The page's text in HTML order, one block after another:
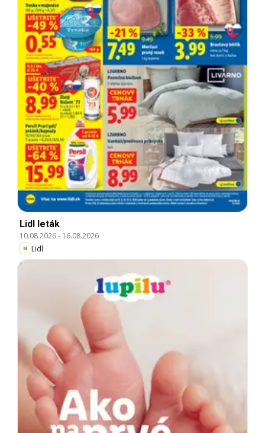
Lidl leták
10.08.2026- 16.08.2026
Lidl